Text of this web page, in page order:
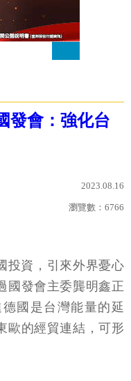
發會：強化台
2023.08.16
瀏覽數： 6766
投資，引來外界憂心
國發會主委龔明鑫正
國是台灣能量的延
歐的經貿連結，可形